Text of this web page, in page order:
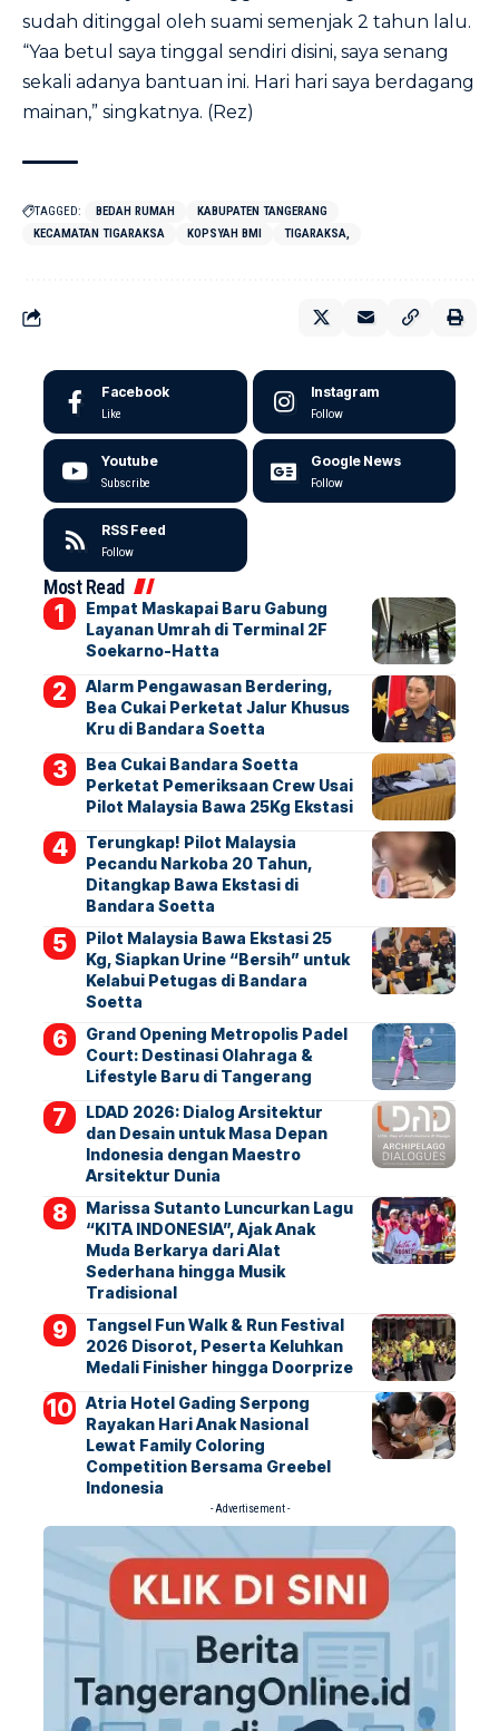
sudah ditinggal oleh suami semenjak 2 tahun lalu.
“Yaa betul saya tinggal sendiri disini, saya senang
sekali adanya bantuan ini. Hari hari saya berdagang
mainan,” singkatnya. (Rez)
TAGGED: BEDAH RUMAH
KABUPATEN TANGERANG
KECAMATAN TIGARAKSA
KOPSYAH BMI TIGARAKSA,
Facebook
Like
Instagram
Follow
Youtube
Subscribe
Google News
Follow
RSS Feed
Follow
Most Read
Empat Maskapai Baru Gabung
Layanan Umrah di Terminal 2F
Soekarno-Hatta
Alarm Pengawasan Berdering,
Bea Cukai Perketat Jalur Khusus
Kru di Bandara Soetta
Bea Cukai Bandara Soetta
Perketat Pemeriksaan Crew Usai
Pilot Malaysia Bawa 25Kg Ekstasi
Terungkap! Pilot Malaysia
Pecandu Narkoba 20 Tahun,
Ditangkap Bawa Ekstasi di
Bandara Soetta
Pilot Malaysia Bawa Ekstasi 25
Kg, Siapkan Urine “Bersih” untuk
Kelabui Petugas di Bandara
Soetta
Grand Opening Metropolis Padel
Court: Destinasi Olahraga &
Lifestyle Baru di Tangerang
LDAD 2026: Dialog Arsitektur
dan Desain untuk Masa Depan
Indonesia dengan Maestro
Arsitektur Dunia
Marissa Sutanto Luncurkan Lagu
“KITA INDONESIA”, Ajak Anak
Muda Berkarya dari Alat
Sederhana hingga Musik
Tradisional
Tangsel Fun Walk & Run Festival
2026 Disorot, Peserta Keluhkan
Medali Finisher hingga Doorprize
Atria Hotel Gading Serpong
Rayakan Hari Anak Nasional
Lewat Family Coloring
Competition Bersama Greebel
Indonesia
- Advertisement -